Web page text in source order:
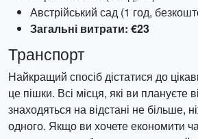
Австрійський сад (1 год,
Загальні витрати: €23
Транспорт
Найкращий спосіб дістатися до
це пішки. Всі місця, які ви плануєте
знаходяться на відстані не більше,
одного. Якщо ви хочете економити